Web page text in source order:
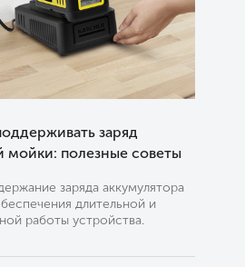
заряд
мойки: полезные советы
заряда аккумулятора
длительной и
работы устройства.